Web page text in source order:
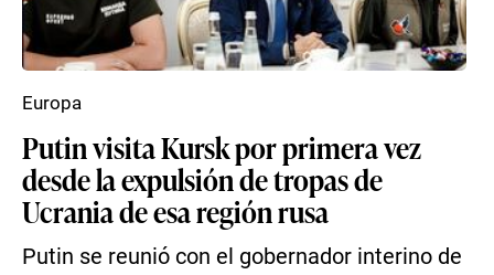
Putin visita Kursk por primera vez
desde la expulsión de tropas de
Ucrania de esa región rusa
Putin se reunió con el gobernador interino de
Europa